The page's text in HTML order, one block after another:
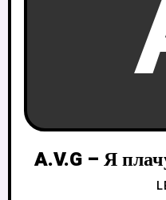
A.V.G – Я